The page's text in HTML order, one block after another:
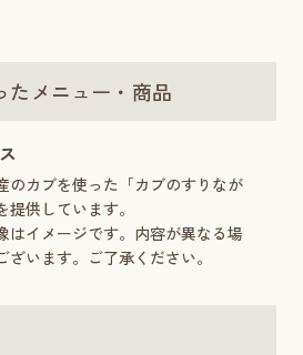
たメニュー・商品
のカブを使った「カブのすりなが
提供しています。
はイメージです。内容が異なる場
ざいます。ご了承ください。